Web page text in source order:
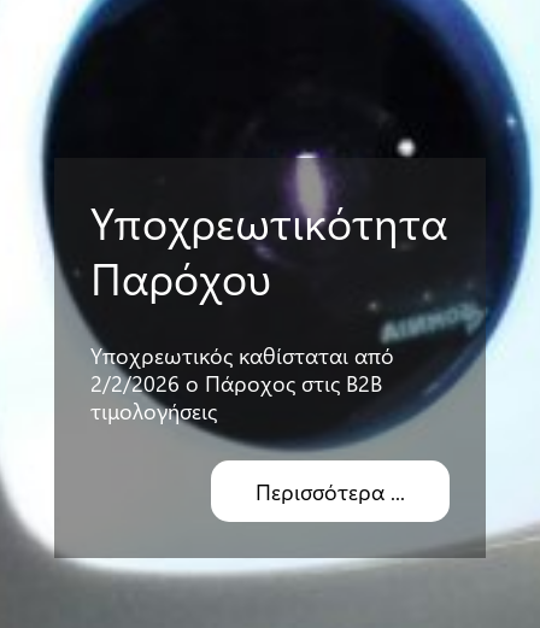
Υποχρεωτικότητα
Παρόχου
Υποχρεωτικός καθίσταται από
2/2/2026 ο Πάροχος στις Β2Β
τιμολογήσεις
Περισσότερα ...